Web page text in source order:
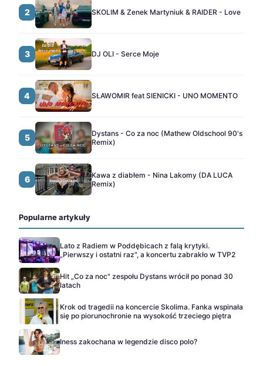
2 SKOLIM & Zenek Martyniuk & RAIDER - Love
3 DJ OLI - Serce Moje
4 SŁAWOMIR feat SIENICKI - UNO MOMENTO
5
Dystans - Co za noc (Mathew Oldschool 90's
Remix)
6
Kawa z diabłem - Nina Lakomy (DA LUCA
Remix)
Popularne artykuły
Lato z Radiem w Poddębicach z falą krytyki.
„Pierwszy i ostatni raz", a koncertu zabrakło w TVP2
Hit „Co za noc" zespołu Dystans wrócił po ponad 30
latach
Krok od tragedii na koncercie Skolima. Fanka wspinała
się po piorunochronie na wysokość trzeciego piętra
Iness zakochana w legendzie disco polo?